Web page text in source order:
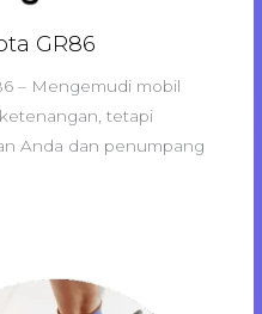
GR86
– Mengemudi mobil
tetapi
Anda dan penumpang